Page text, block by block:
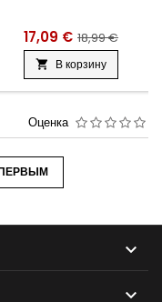
17,09 € 18,99 €
 В корзину
Оценка

